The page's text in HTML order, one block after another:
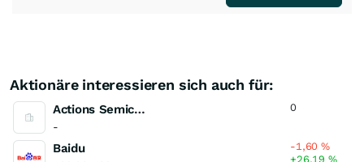
Aktionäre interessieren sich auch für:
Actions Semiconductor
-
0
Baidu -1,60%
+26,19%